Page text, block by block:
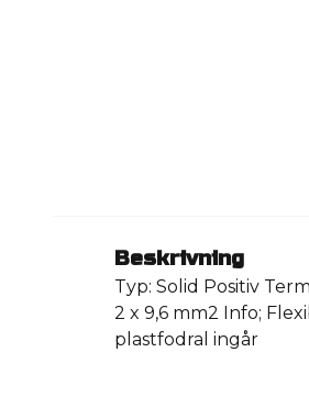
Beskrivning
Typ: Solid Positiv
2 x 9,6 mm2 Info;
plastfodral ingår